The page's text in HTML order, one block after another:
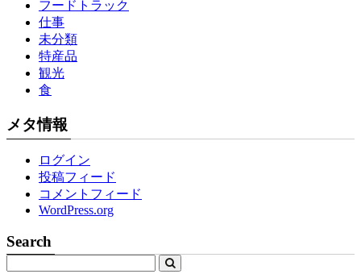
フードトラック
仕事
未分類
特産品
観光
食
メタ情報
ログイン
投稿フィード
コメントフィード
WordPress.org
Search